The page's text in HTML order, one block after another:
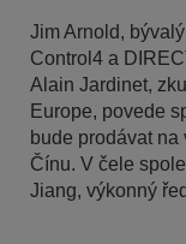
Jim Arnold,
Control4 a
Alain Jardinet,
Europe, povede
bude prodávat
Čínu. V čele
Jiang, výkonný